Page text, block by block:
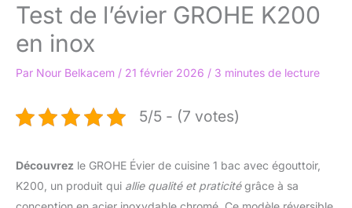
Test de l’évier GROHE K200
en inox
Par Nour Belkacem / 21 février 2026 / 3 minutes de lecture
5/5 - (7 votes)
Découvrez le GROHE Évier de cuisine 1 bac avec égouttoir,
K200, un produit qui allie qualité et praticitégrâce à sa